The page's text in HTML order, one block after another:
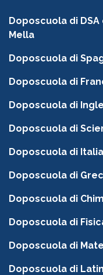
Doposcuola di
Mella
Doposcuola di
Doposcuola di
Doposcuola di
Doposcuola di
Doposcuola di
Doposcuola di
Doposcuola di
Doposcuola di
Doposcuola di
Doposcuola di